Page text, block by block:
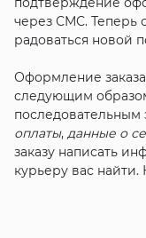
через СМС. Теперь
радоваться новой
Оформление
следующим
последовательным
оплаты, данные о
заказу написать
курьеру вас